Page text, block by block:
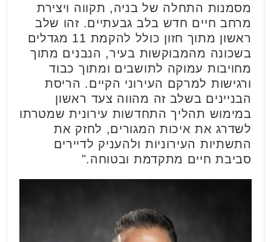
מסמנות התחלה של בניה, תקווה ויצירת
מרחב חיים חדש בלב גבעתיים. זהו שלב
ראשון מתוך חזון כולל להקמת 11 מגדלים
בשכונה מהמבוקשות בעיר, הנבנים מתוך
מחויבות עמוקה לתושבים ומתוך כבוד
ורגישות למרקם העירוני הקיים. הריסת
הבניינים בשלב זה מהווה צעד ראשון
במימוש תהליך התחדשות עירונית שמטרתו
לשדרג את איכות המגורים, לחזק את
התשתיות העירוניות ולהעניק לדיירים
סביבת חיים מתקדמת ובטוחה."